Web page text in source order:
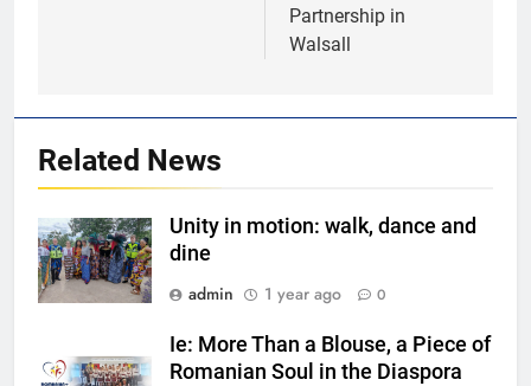
Partnership in
Walsall
Related News
Unity in motion: walk, dance and
dine
admin
1 year ago 0
Ie: More Than a Blouse, a Piece of
Romanian Soul in the Diaspora
Ie: More Than a Blouse, a Piece
of Romanian Soul in the
Diaspora
EVENTS MEDIA
3